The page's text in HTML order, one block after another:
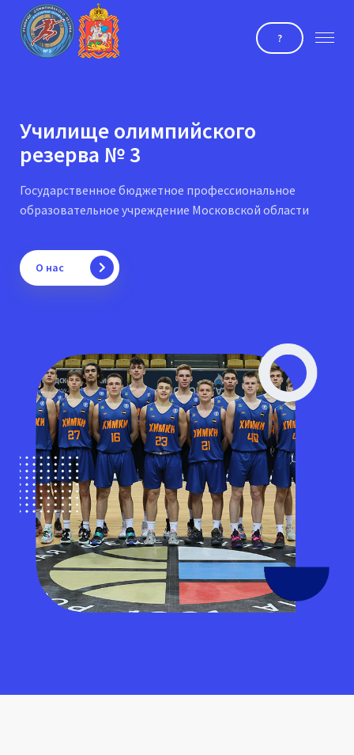
?
Училище олимпийского
резерва № 3
Государственное бюджетное профессиональное
образовательное учреждение Московской области
О нас